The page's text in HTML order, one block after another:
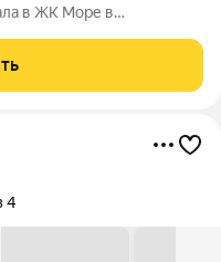
в ЖК Море в
экологически чистом
4